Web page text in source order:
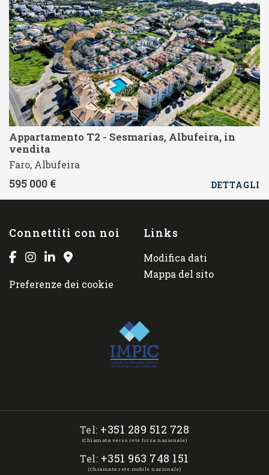
Appartamento T2 - Sesmarias, Albufeira, in
vendita
Faro, Albufeira
595 000 € DETTAGLI
Connettiti con noi
Preferenze dei cookie
Links
Modifica dati
Mappa del sito
Tel: +351 289 512 728
(Chiamata verso rete fissa nazionale)
Tel: +351 963 748 151
(Chiamata rete mobile nazionale)